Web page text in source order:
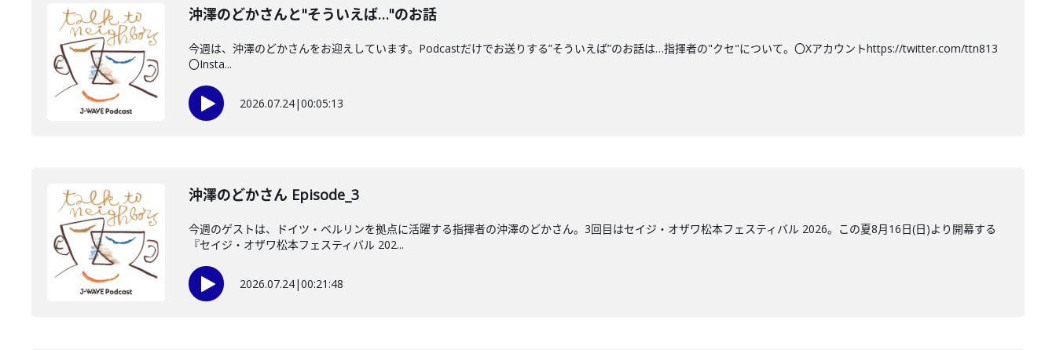
沖澤のどかさんと"そういえば…"のお話
今週は、沖澤のどかさんをお迎えしています。Podcastだけでお送りする”そういえば”のお話は…指揮者の"クセ"について。〇Xアカウントhttps://twitter.com/ttn813
〇Insta...
2026.07.24|00:05:13
沖澤のどかさん Episode_3
今週のゲストは、ドイツ・ベルリンを拠点に活躍する指揮者の沖澤のどかさん。3回目はセイジ・オザワ松本フェスティバル 2026。この夏8月16日(日)より開幕する
『セイジ・オザワ松本フェスティバル 202...
2026.07.24|00:21:48